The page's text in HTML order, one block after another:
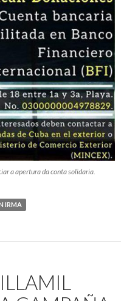
a apertura da conta solidaria.
IRMA